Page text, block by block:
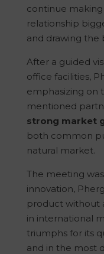
continue
relationship
and drawing the
After a guided
office facilities,
emphasizing on
mentioned
strong market
both common
natural market.
The meeting
innovation,
product without
in international
triumphs for its
and in the most